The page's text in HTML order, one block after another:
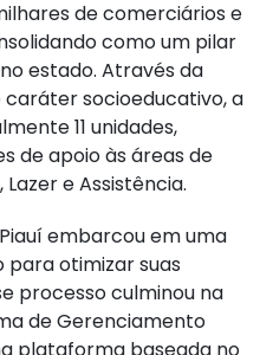
de comerciários e
como um pilar
estado. Através da
socioeducativo, a
11 unidades,
de apoio às áreas de
Lazer e Assistência.
Piauí embarcou em uma
para otimizar suas
processo culminou na
de Gerenciamento